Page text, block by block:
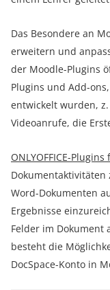
Das Besondere an
erweitern und
der Moodle-Plugins
Plugins und Add-
entwickelt wurden,
Videoanrufe, die
ONLYOFFICE-
Word-Dokumenten
Ergebnisse
Felder im Dokument
besteht die
DocSpace-Konto in